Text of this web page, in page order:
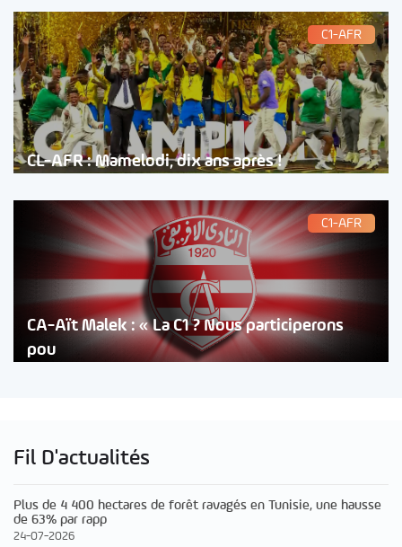
C1-AFR
CL-AFR : Mamelodi, dix ans après !
C1-AFR
CA-Aït Malek : « La C1 ? Nous participerons
pou
Fil D'actualités
Plus de 4 400 hectares de forêt ravagés en Tunisie, une hausse
de 63% par rapp
24-07-2026